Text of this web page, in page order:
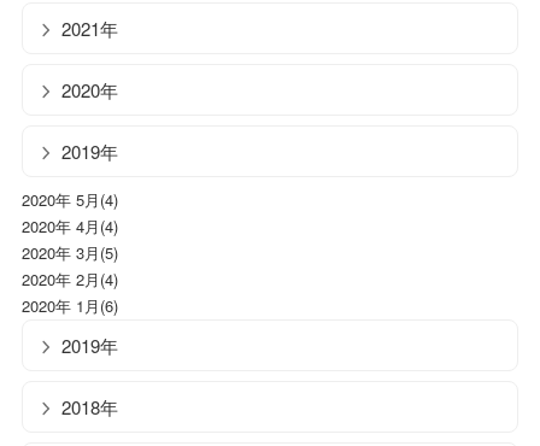
2021年
2020年
2019年
2020年 5月(4)
2020年 4月(4)
2020年 3月(5)
2020年 2月(4)
2020年 1月(6)
2019年
2018年